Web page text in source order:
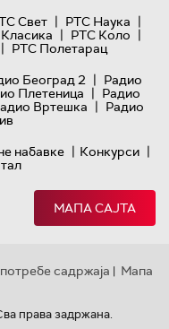
Свет | РТС Наука |
| РТС Коло |
| РТС Полетарац
Београд 2 | Радио
Плетеница | Радио
Вртешка | Радио
набавке | Конкурси |
МАПА САЈТА
садржаја | Мапа
права задржана.